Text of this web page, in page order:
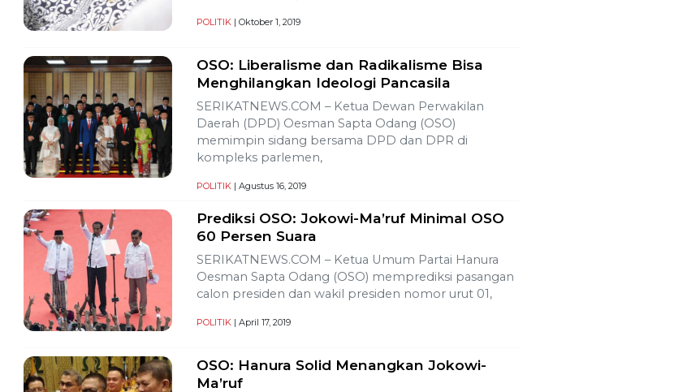
POLITIK | Oktober 1, 2019
OSO: Liberalisme dan Radikalisme Bisa
Menghilangkan Ideologi Pancasila
SERIKATNEWS.COM – Ketua Dewan Perwakilan
Daerah (DPD) Oesman Sapta Odang (OSO)
memimpin sidang bersama DPD dan DPR di
kompleks parlemen,
POLITIK | Agustus 16, 2019
Prediksi OSO: Jokowi-Ma’ruf Minimal OSO
60 Persen Suara
SERIKATNEWS.COM – Ketua Umum Partai Hanura
Oesman Sapta Odang (OSO) memprediksi pasangan
calon presiden dan wakil presiden nomor urut 01,
POLITIK | April 17, 2019
OSO: Hanura Solid Menangkan Jokowi-
Ma’ruf